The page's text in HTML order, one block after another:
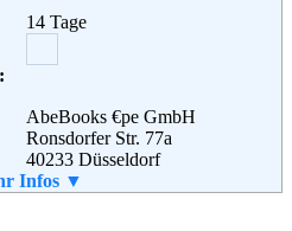
14 Tage
AbeBooks €pe GmbH
Ronsdorfer Str. 77a
40233 Düsseldorf
+49 (0) 211 - 7117069 - 0
Infos ▼